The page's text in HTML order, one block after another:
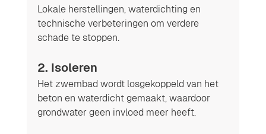
Lokale herstellingen, waterdichting en
technische verbeteringen om verdere
schade te stoppen.
2. Isoleren
Het zwembad wordt losgekoppeld van het
beton en waterdicht gemaakt, waardoor
grondwater geen invloed meer heeft.